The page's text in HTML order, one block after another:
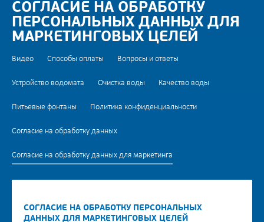
СОГЛАСИЕ НА ОБРАБОТКУ
ПЕРСОНАЛЬНЫХ ДАННЫХ ДЛЯ
МАРКЕТИНГОВЫХ ЦЕЛЕЙ
Видео Способы оплаты Вопросы и ответы
Устройство водомата Очистка воды Качество воды
Питьевые фонтаны Политика конфиденциальности
Согласие на обработку данных
Согласие на обработку данных для маркетинга
СОГЛАСИЕ НА ОБРАБОТКУ ПЕРСОНАЛЬНЫХ
ДАННЫХ ДЛЯ МАРКЕТИНГОВЫХ ЦЕЛЕЙ